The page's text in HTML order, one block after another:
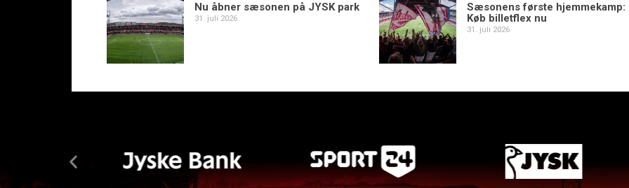
Nu åbner sæsonen på JYSK park
31. juli 2026
Sæsonens første hjemmekamp:
Køb billetflex nu
31. juli 2026